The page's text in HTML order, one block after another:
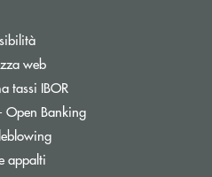
finestra
finestra
web
tassi IBORApre una nuova finestra
Open BankingApre una nuova finestra
Apre una nuova finestra
appalti